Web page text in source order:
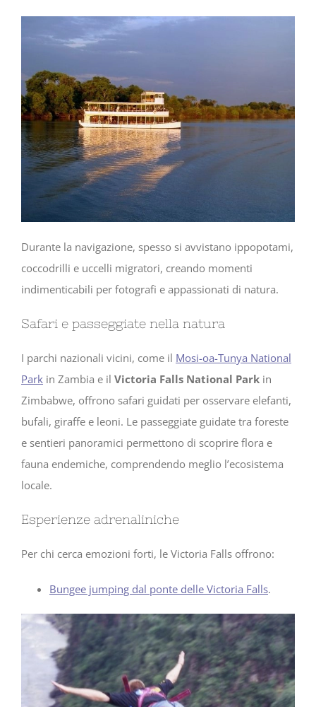
Durante la navigazione, spesso si avvistano ippopotami,
coccodrilli e uccelli migratori, creando momenti
indimenticabili per fotografi e appassionati di natura.
Safari e passeggiate nella natura
I parchi nazionali vicini, come il Mosi-oa-Tunya National
Park in Zambia e il Victoria Falls National Park in
Zimbabwe, offrono safari guidati per osservare elefanti,
bufali, giraffe e leoni. Le passeggiate guidate tra foreste
e sentieri panoramici permettono di scoprire flora e
fauna endemiche, comprendendo meglio l’ecosistema
locale.
Esperienze adrenaliniche
Per chi cerca emozioni forti, le Victoria Falls offrono:
Bungee jumping dal ponte delle Victoria Falls.